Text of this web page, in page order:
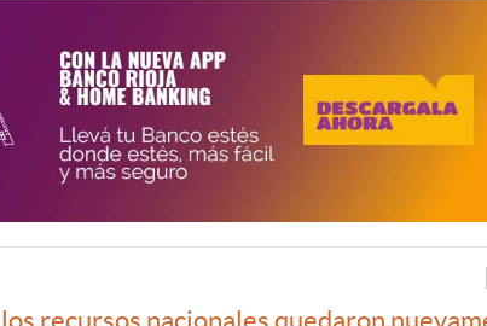
recursos nacionales quedaron